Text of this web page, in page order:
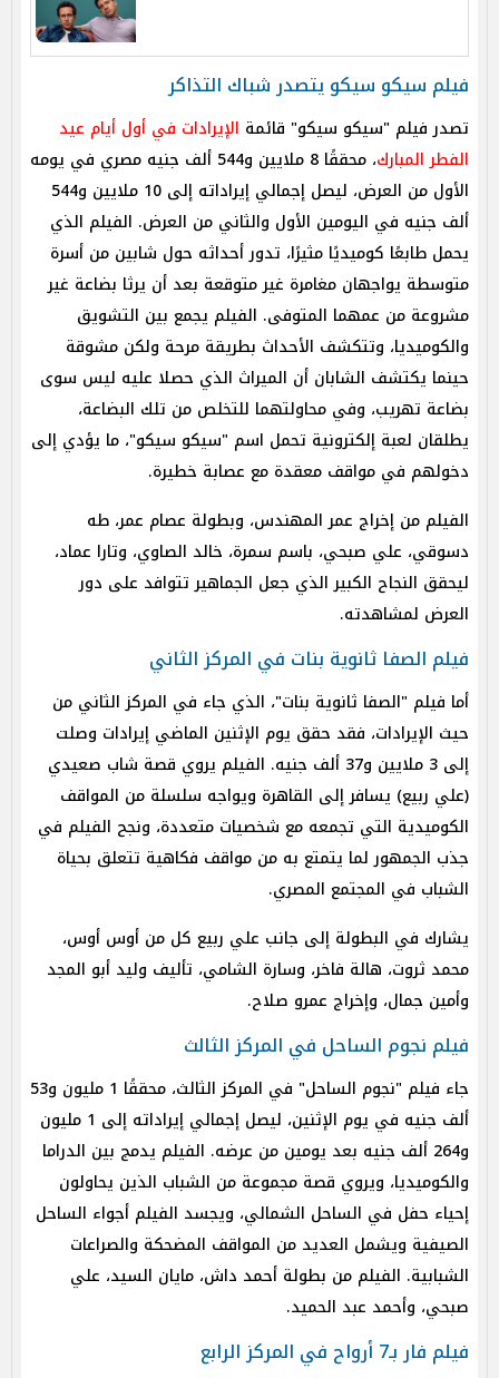
فيلم سيكو سيكو يتصدر شباك التذاكر
تصدر فيلم "سيكو سيكو" قائمة الإيرادات في أول أيام عيد
الفطر المبارك
، محققًا 8 ملايين و544 ألف جنيه مصري في يومه
الأول من العرض، ليصل إجمالي إيراداته إلى 10 ملايين و544
ألف جنيه في اليومين الأول والثاني من العرض. الفيلم الذي
يحمل طابعًا كوميديًا مثيرًا، تدور أحداثه حول شابين من أسرة
متوسطة يواجهان مغامرة غير متوقعة بعد أن يرثا بضاعة غير
مشروعة من عمهما المتوفى. الفيلم يجمع بين التشويق
والكوميديا، وتتكشف الأحداث بطريقة مرحة ولكن مشوقة
حينما يكتشف الشابان أن الميراث الذي حصلا عليه ليس سوى
بضاعة تهريب، وفي محاولتهما للتخلص من تلك البضاعة،
يطلقان لعبة إلكترونية تحمل اسم "سيكو سيكو"، ما يؤدي إلى
دخولهم في مواقف معقدة مع عصابة خطيرة.
الفيلم من إخراج عمر المهندس، وبطولة عصام عمر، طه
دسوقي، علي صبحي، باسم سمرة، خالد الصاوي، وتارا عماد،
ليحقق النجاح الكبير الذي جعل الجماهير تتوافد على دور
العرض لمشاهدته.
فيلم الصفا ثانوية بنات في المركز الثاني
أما فيلم "الصفا ثانوية بنات"، الذي جاء في المركز الثاني من
حيث الإيرادات، فقد حقق يوم الإثنين الماضي إيرادات وصلت
إلى 3 ملايين و37 ألف جنيه. الفيلم يروي قصة شاب صعيدي
(علي ربيع) يسافر إلى القاهرة ويواجه سلسلة من المواقف
الكوميدية التي تجمعه مع شخصيات متعددة، ونجح الفيلم في
جذب الجمهور لما يتمتع به من مواقف فكاهية تتعلق بحياة
الشباب في المجتمع المصري.
يشارك في البطولة إلى جانب علي ربيع كل من أوس أوس،
محمد ثروت، هالة فاخر، وسارة الشامي، تأليف وليد أبو المجد
وأمين جمال، وإخراج عمرو صلاح.
فيلم نجوم الساحل في المركز الثالث
جاء فيلم "نجوم الساحل" في المركز الثالث، محققًا 1 مليون و53
ألف جنيه في يوم الإثنين، ليصل إجمالي إيراداته إلى 1 مليون
و264 ألف جنيه بعد يومين من عرضه. الفيلم يدمج بين الدراما
والكوميديا، ويروي قصة مجموعة من الشباب الذين يحاولون
إحياء حفل في الساحل الشمالي، ويجسد الفيلم أجواء الساحل
الصيفية ويشمل العديد من المواقف المضحكة والصراعات
الشبابية. الفيلم من بطولة أحمد داش، مايان السيد، علي
صبحي، وأحمد عبد الحميد.
فيلم فار بـ7 أرواح في المركز الرابع